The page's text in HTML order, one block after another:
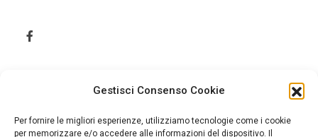
Gestisci Consenso Cookie
Per fornire le migliori esperienze, utilizziamo tecnologie come i cookie
per memorizzare e/o accedere alle informazioni del dispositivo. Il